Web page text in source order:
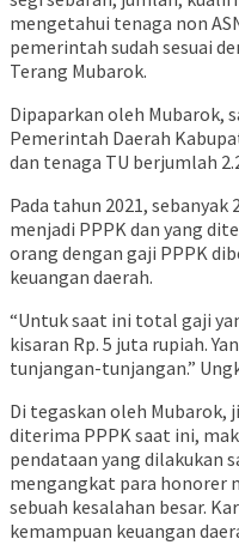
mengetahui tenaga non
pemerintah sudah sesuai
Terang Mubarok.
Dipaparkan oleh Mubarok,
Pemerintah Daerah
dan tenaga TU berjumlah
Pada tahun 2021,
menjadi PPPK dan yang
orang dengan gaji PPPK
keuangan daerah.
“Untuk saat ini total gaji
kisaran Rp. 5 juta rupiah.
tunjangan-tunjangan.”
Di tegaskan oleh Mubarok,
diterima PPPK saat ini,
pendataan yang dilakukan
mengangkat para honorer
sebuah kesalahan besar.
kemampuan keuangan